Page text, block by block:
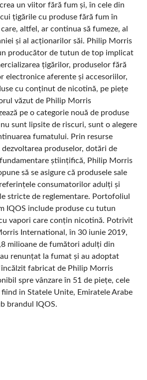
un viitor fără fum și, în cele din
țigările cu produse fără fum în
altfel, ar continua să fumeze, al
și al acționarilor săi. Philip Morris
producător de tutun de top implicat
țigărilor, produselor fără
electronice aferente și accesoriilor,
cu conținut de nicotină, pe piețe
văzut de Philip Morris
pe o categorie nouă de produse
sunt lipsite de riscuri, sunt o alegere
fumatului. Prin resurse
produselor, dotări de
științifică, Philip Morris
să se asigure că produsele sale
consumatorilor adulți și
stricte de reglementare. Portofoliul
IQOS include produse cu tutun
vapori care conțin nicotină. Potrivit
International, în 30 iunie 2019,
milioane de fumători adulți din
renunțat la fumat și au adoptat
fabricat de Philip Morris
spre vânzare în 51 de piețe, cele
in Statele Unite, Emiratele Arabe
brandul IQOS.